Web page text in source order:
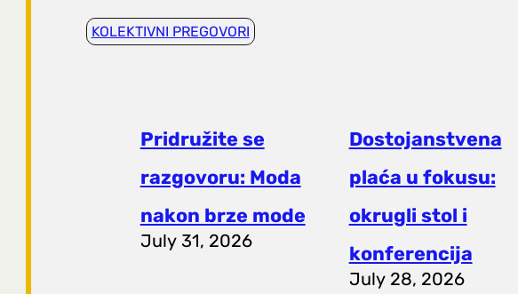
KOLEKTIVNI PREGOVORI
Pridružite se
razgovoru: Moda
nakon brze mode
July 31, 2026
Dostojanstvena
plaća u fokusu:
okrugli stol i
konferencija
July 28, 2026